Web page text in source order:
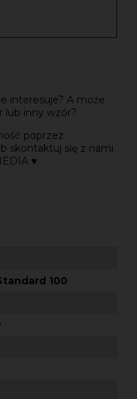
interesuje? A może
lub inny wzór?
poprzez
skontaktuj się z nami
♥
100